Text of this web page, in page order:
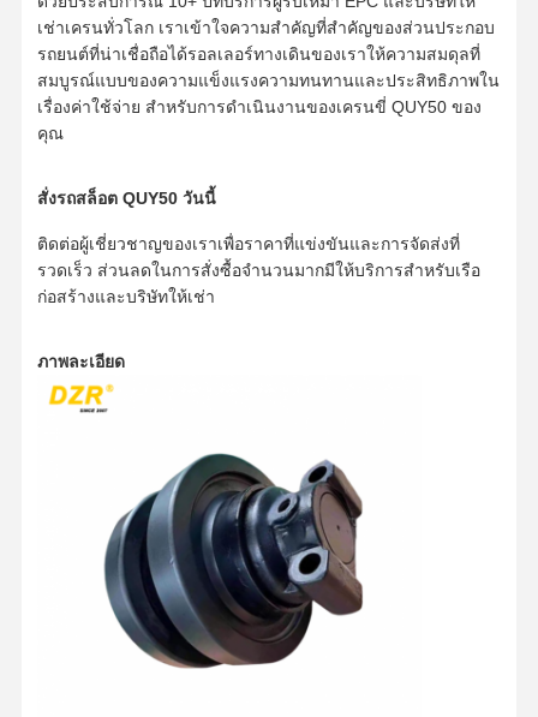
เช่าเครนทั่วโลก เราเข้าใจความสําคัญที่สําคัญของส่วนประกอบ
รถยนต์ที่น่าเชื่อถือได้รอลเลอร์ทางเดินของเราให้ความสมดุลที่
สมบูรณ์แบบของความแข็งแรงความทนทานและประสิทธิภาพใน
เรื่องค่าใช้จ่าย สําหรับการดําเนินงานของเครนขี่ QUY50 ของ
คุณ
สั่งรถสล็อต QUY50 วันนี้
ติดต่อผู้เชี่ยวชาญของเราเพื่อราคาที่แข่งขันและการจัดส่งที่
รวดเร็ว ส่วนลดในการสั่งซื้อจํานวนมากมีให้บริการสําหรับเรือ
ก่อสร้างและบริษัทให้เช่า
ภาพละเอียด